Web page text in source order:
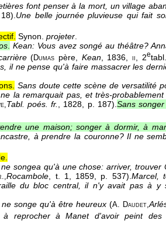
font penser à la mort, un village
Une belle journée pluvieuse qui fait
Synon. projeter
Kean: Vous avez songé au théâtre?
(Dumas père Kean, 1836 ,ii , 2e
il ne pense qu'à faire massacrer les
Sans doute cette scène de versatilité
la remarquait pas, et très-
Tabl. poés. fr. , 1828 , p. 187). Sans
une maison; songer à dormir, à
à prendre la couronne? Il ne
ne songea qu'à une chose: arriver, trouver
Rocambole, t. 1, 1859, p. 537).Marcel,
du bloc central, il n'y avait pas à y
songe qu'à être heureux (A. Daudet,
reprocher à Manet d'avoir peint des